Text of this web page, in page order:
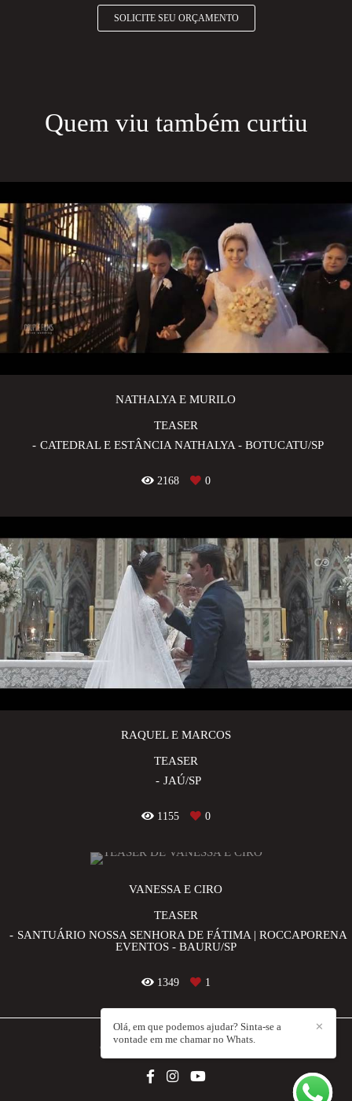
SOLICITE SEU ORÇAMENTO
Quem viu também curtiu
NATHALYA E MURILO
TEASER
CATEDRAL E ESTÂNCIA NATHALYA - BOTUCATU/SP
2168 0
RAQUEL E MARCOS
TEASER
JAÚ/SP
1155 0
VANESSA E CIRO
TEASER
SANTUÁRIO NOSSA SENHORA DE FÁTIMA | ROCCAPORENA
EVENTOS - BAURU/SP
1349 1
COUPLE FILMS
✕
Olá, em que podemos ajudar? Sinta-se a
vontade em me chamar no Whats.